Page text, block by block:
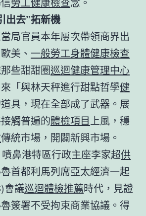
出去”拓新機
局官員本年屢次帶領商界出
美、 一般勞工身體健康檢查
些甜甜圈巡迴健康管理中心
「與林天秤進行甜點哲學健
具，現在全部成了武器。展
觸普遍的體檢項目 上風，穩
傳統市場，開闢新興市場。
鼻港特區行政主座李家超供
首都利馬列席亞太經濟一起
會議巡迴體檢推薦時代，見證
簽署不受拘束商業協議。得